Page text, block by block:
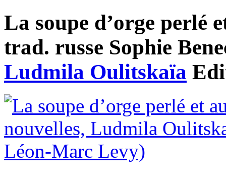
La soupe d’orge perlé
trad. russe Sophie
Ludmila Oulitskaïa